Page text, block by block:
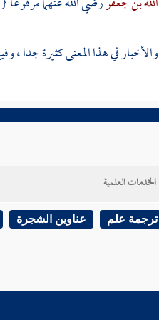
والأخبار في هذا المعنى كثيرة جدا ،
الخدمات العلمية
ترجمة علم عناوين الشجرة